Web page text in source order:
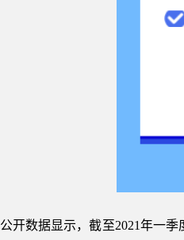
公开数据显示，截至2021年一